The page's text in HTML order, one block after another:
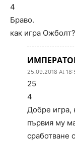
4
Браво.
как игра Ожболт?
25.09.2018 At
25
4
Добре игра,
първия му
сработване